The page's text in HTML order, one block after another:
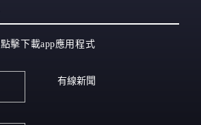
點擊下載app應用程式
有線新聞